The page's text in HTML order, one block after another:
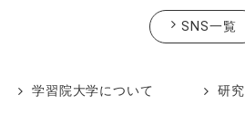
SNS一覧
学習院大学について 研究